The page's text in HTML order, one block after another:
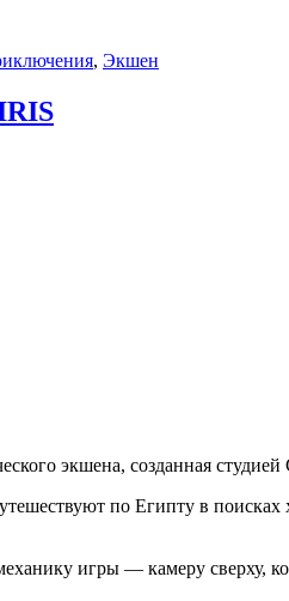
, Экшен
экшена, созданная
по Египту в
игры — камеру сверху,